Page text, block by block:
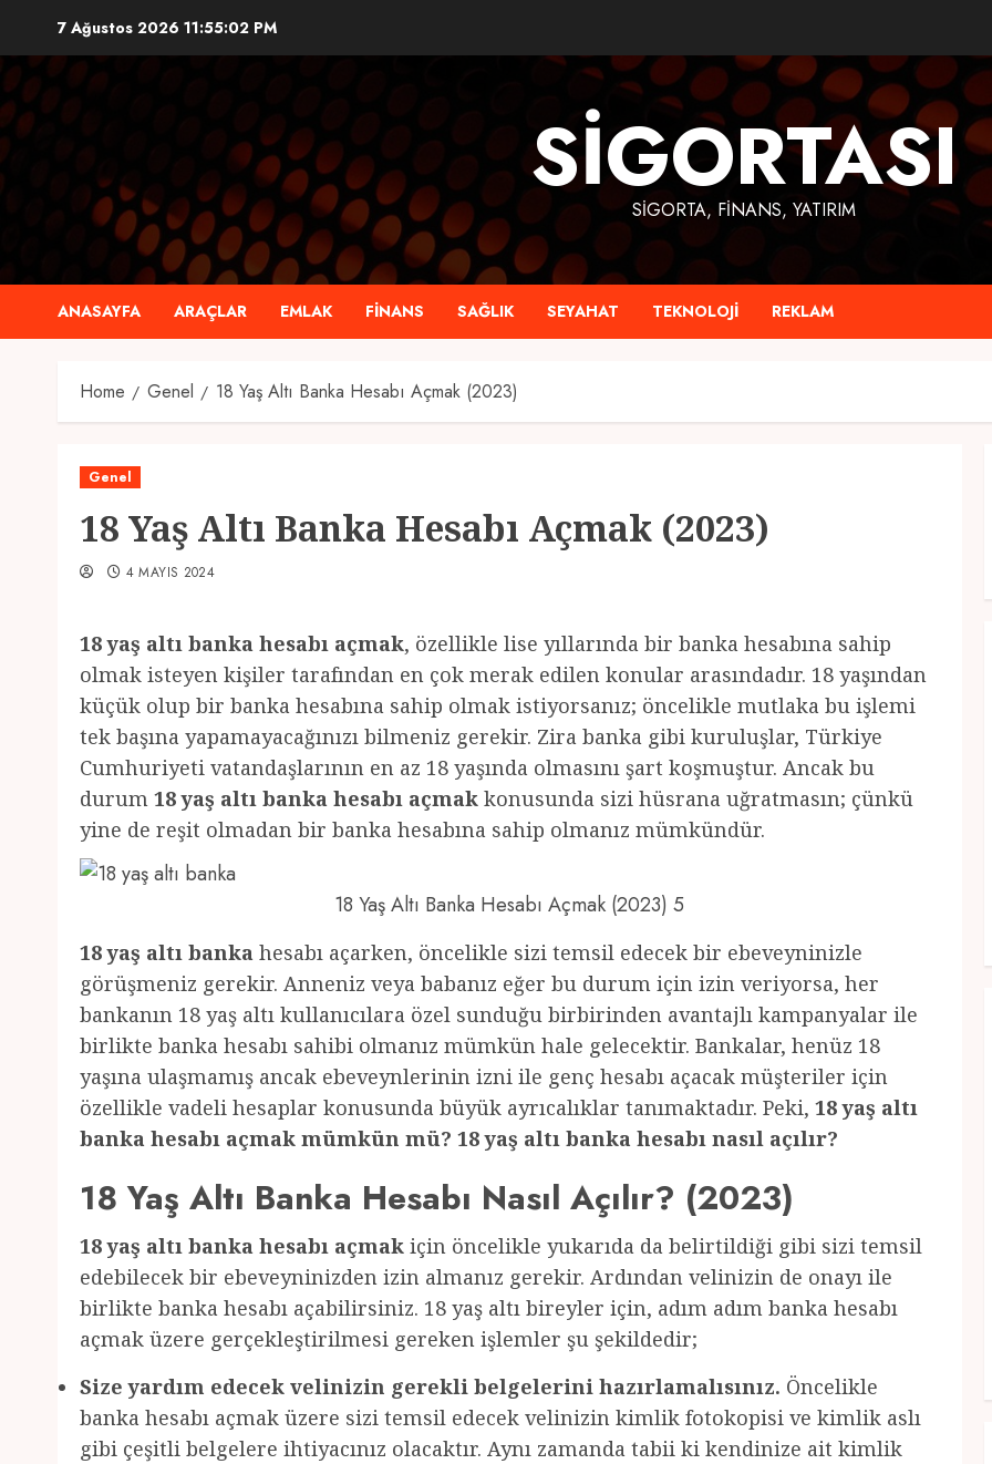
content
7 Ağustos 2026 11:55:03 PM
SIGORTASI
SIGORTA, FINANS, YATIRIM
ANASAYFA ARAÇLAR EMLAK FINANS SAĞLIK SEYAHAT TEKNOLOJI REKLAM
Home Genel 18 Yaş Altı Banka Hesabı Açmak (2023)
Genel
18 Yaş Altı Banka Hesabı Açmak (2023)
4 MAYIS 2024
18 yaş altı banka hesabı açmak, özellikle lise yıllarında bir banka hesabına sahip
olmak isteyen kişiler tarafından en çok merak edilen konular arasındadır. 18 yaşından
küçük olup bir banka hesabına sahip olmak istiyorsanız; öncelikle mutlaka bu işlemi
tek başına yapamayacağınızı bilmeniz gerekir. Zira banka gibi kuruluşlar, Türkiye
Cumhuriyeti vatandaşlarının en az 18 yaşında olmasını şart koşmuştur. Ancak bu
durum 18 yaş altı banka hesabı açmak konusunda sizi hüsrana uğratmasın; çünkü
yine de reşit olmadan bir banka hesabına sahip olmanız mümkündür.
18 Yaş Altı Banka Hesabı Açmak (2023) 5
18 yaş altı banka hesabı açarken, öncelikle sizi temsil edecek bir ebeveyninizle
görüşmeniz gerekir. Anneniz veya babanız eğer bu durum için izin veriyorsa, her
bankanın 18 yaş altı kullanıcılara özel sunduğu birbirinden avantajlı kampanyalar ile
birlikte banka hesabı sahibi olmanız mümkün hale gelecektir. Bankalar, henüz 18
yaşına ulaşmamış ancak ebeveynlerinin izni ile genç hesabı açacak müşteriler için
özellikle vadeli hesaplar konusunda büyük ayrıcalıklar tanımaktadır. Peki, 18 yaş altı
banka hesabı açmak mümkün mü? 18 yaş altı banka hesabı nasıl açılır?
18 Yaş Altı Banka Hesabı Nasıl Açılır? (2023)
18 yaş altı banka hesabı açmak için öncelikle yukarıda da belirtildiği gibi sizi temsil
edebilecek bir ebeveyninizden izin almanız gerekir. Ardından velinizin de onayı ile
birlikte banka hesabı açabilirsiniz. 18 yaş altı bireyler için, adım adım banka hesabı
açmak üzere gerçekleştirilmesi gereken işlemler şu şekildedir;
Size yardım edecek velinizin gerekli belgelerini hazırlamalısınız. Öncelikle
banka hesabı açmak üzere sizi temsil edecek velinizin kimlik fotokopisi ve kimlik aslı
gibi çeşitli belgelere ihtiyacınız olacaktır. Aynı zamanda tabii ki kendinize ait kimlik